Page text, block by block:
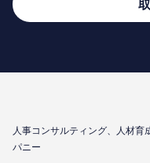
⼈事コンサルティング、⼈材育
パニー